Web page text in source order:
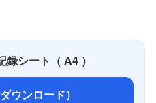
シート（ A4 ）
ウンロード）